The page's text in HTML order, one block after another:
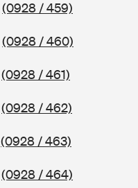
(0928 / 459)
(0928 / 460)
(0928 / 461)
(0928 / 462)
(0928 / 463)
(0928 / 464)